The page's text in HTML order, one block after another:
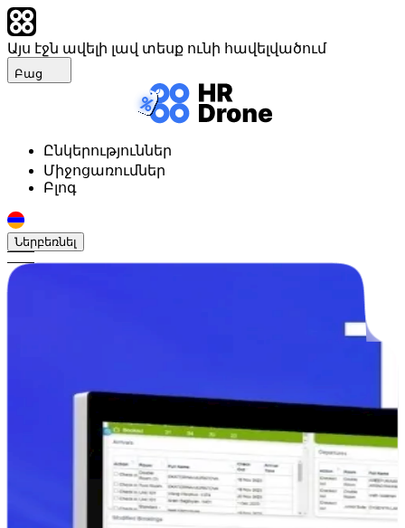
Այս էջն ավելի լավ տեսք ունի հավելվածում
Բաց
Ընկերություններ
Միջոցառումներ
Բլոգ
Ներբեռնել